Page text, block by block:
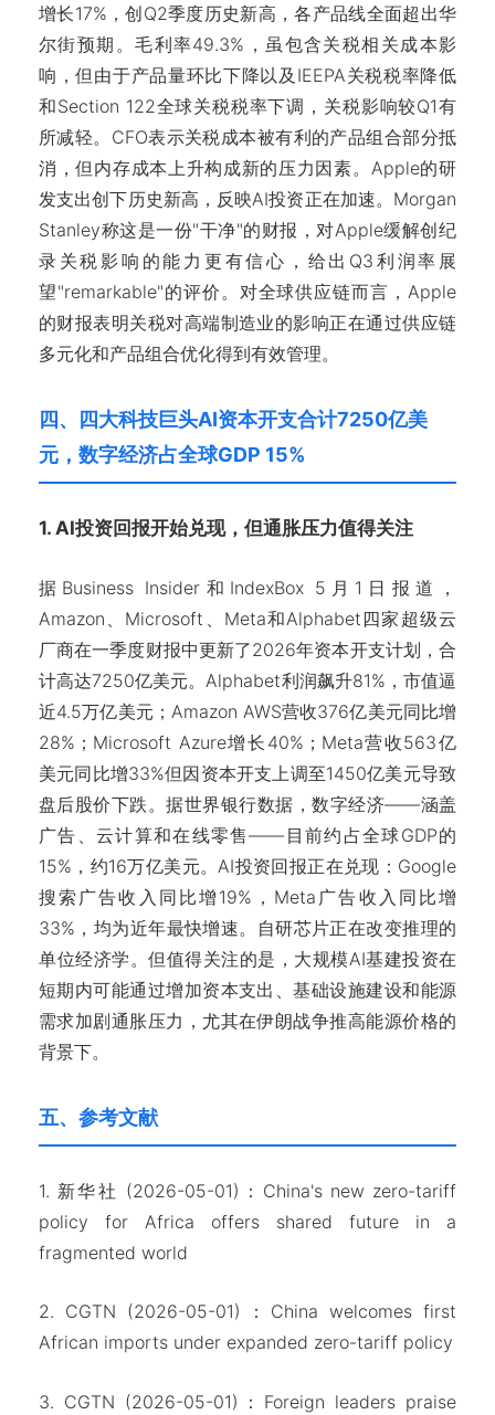
增长17%，创Q2季度历史新高，各产品线全面超出华
尔街预期。毛利率49.3%，虽包含关税相关成本影
响，但由于产品量环比下降以及IEEPA关税税率降低
和Section 122全球关税税率下调，关税影响较Q1有
所减轻。CFO表示关税成本被有利的产品组合部分抵
消，但内存成本上升构成新的压力因素。Apple的研
发支出创下历史新高，反映AI投资正在加速。Morgan
Stanley称这是一份"干净"的财报，对Apple缓解创纪
录关税影响的能力更有信心，给出Q3利润率展
望"remarkable"的评价。对全球供应链而言，Apple
的财报表明关税对高端制造业的影响正在通过供应链
多元化和产品组合优化得到有效管理。
四、四大科技巨头AI资本开支合计7250亿美
元，数字经济占全球GDP 15%
1. AI投资回报开始兑现，但通胀压力值得关注
据Business Insider和IndexBox 5月1日报道，
Amazon、Microsoft、Meta和Alphabet四家超级云
厂商在一季度财报中更新了2026年资本开支计划，合
计高达7250亿美元。Alphabet利润飙升81%，市值逼
近4.5万亿美元；Amazon AWS营收376亿美元同比增
28%；Microsoft Azure增长40%；Meta营收563亿
美元同比增33%但因资本开支上调至1450亿美元导致
盘后股价下跌。据世界银行数据，数字经济——涵盖
广告、云计算和在线零售——目前约占全球GDP的
15%，约16万亿美元。AI投资回报正在兑现：Google
搜索广告收入同比增19%，Meta广告收入同比增
33%，均为近年最快增速。自研芯片正在改变推理的
单位经济学。但值得关注的是，大规模AI基建投资在
短期内可能通过增加资本支出、基础设施建设和能源
需求加剧通胀压力，尤其在伊朗战争推高能源价格的
背景下。
五、参考文献
1. 新华社 (2026-05-01)：China's new zero-tariff
policy for Africa offers shared future in a
fragmented world
2. CGTN (2026-05-01)：China welcomes first
African imports under expanded zero-tariff policy
3. CGTN (2026-05-01)：Foreign leaders praise